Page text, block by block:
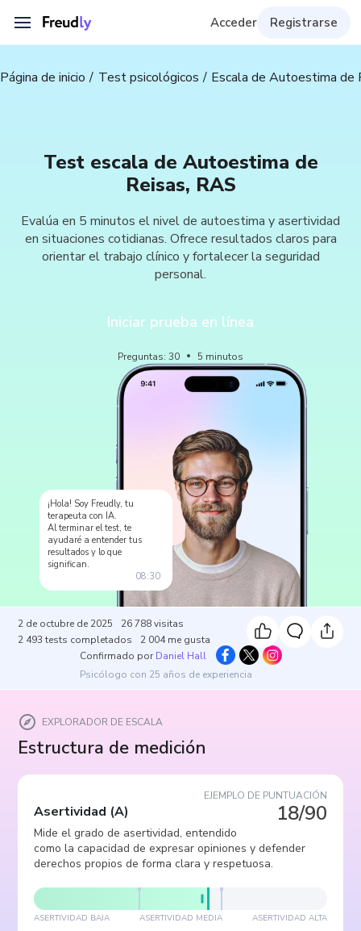
Acceder Registrarse
Página de inicio Test psicológicos Escala de Autoestima de
Test escala de Autoestima de
Reisas, RAS
Evalúa en 5 minutos el nivel de autoestima y asertividad
en situaciones cotidianas. Ofrece resultados claros para
orientar el trabajo clínico y fortalecer la seguridad
personal.
Iniciar prueba en línea
Preguntas:30 5 minutos
¡Hola! Soy Freudly, tu
terapeuta con IA.
Al terminar el test, te
ayudaré a entender tus
resultados y lo que
significan.
08:30
2 de octubre de 2025 26 788 visitas
2 493 tests completados 2 004 me gusta
Confirmado por Daniel Hall
Psicólogo con 25 años de experiencia
EXPLORADOR DE ESCALA
Estructura de medición
EJEMPLO DE PUNTUACIÓN
18/90
Asertividad (A)
Mide el grado de asertividad, entendido
como la capacidad de expresar opiniones y defender
derechos propios de forma clara y respetuosa.
ASERTIVIDAD BAJA ASERTIVIDAD MEDIA ASERTIVIDAD ALTA